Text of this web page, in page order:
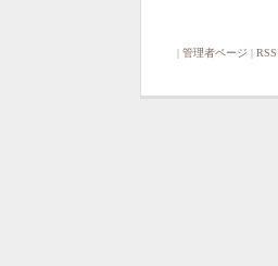
| 管理者ページ |